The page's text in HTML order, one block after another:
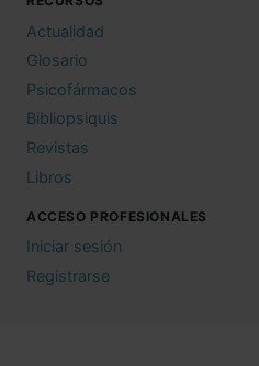
Actualidad
Glosario
Psicofármacos
Bibliopsiquis
Revistas
Libros
ACCESO PROFESIONALES
Iniciar sesión
Registrarse